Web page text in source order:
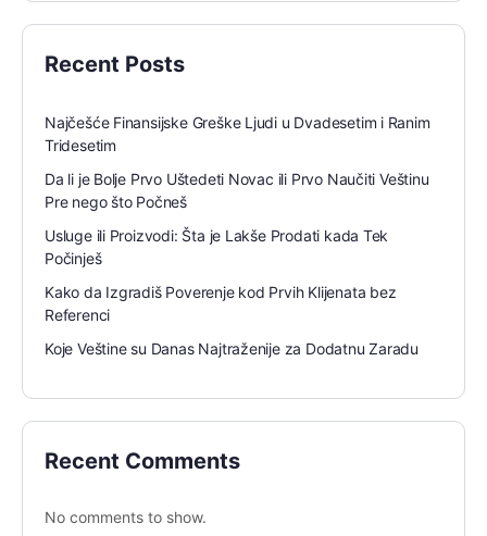
Recent Posts
Najčešće Finansijske Greške Ljudi u Dvadesetim i Ranim
Tridesetim
Da li je Bolje Prvo Uštedeti Novac ili Prvo Naučiti Veštinu
Pre nego što Počneš
Usluge ili Proizvodi: Šta je Lakše Prodati kada Tek
Počinješ
Kako da Izgradiš Poverenje kod Prvih Klijenata bez
Referenci
Koje Veštine su Danas Najtraženije za Dodatnu Zaradu
Recent Comments
No comments to show.